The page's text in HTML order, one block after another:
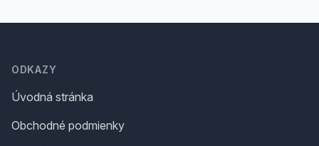
ODKAZY
Úvodná stránka
Obchodné podmienky